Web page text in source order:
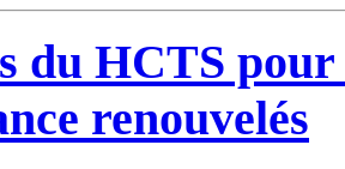
du HCTS
renouvelés